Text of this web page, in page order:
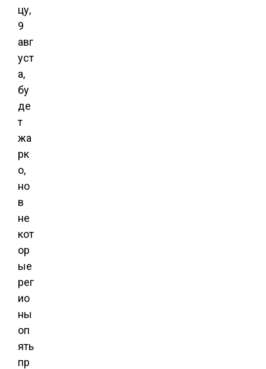
цу,
9
авг
уст
а,
бу
де
т
жа
рк
о,
но
в
не
кот
ор
ые
рег
ио
ны
оп
ять
пр